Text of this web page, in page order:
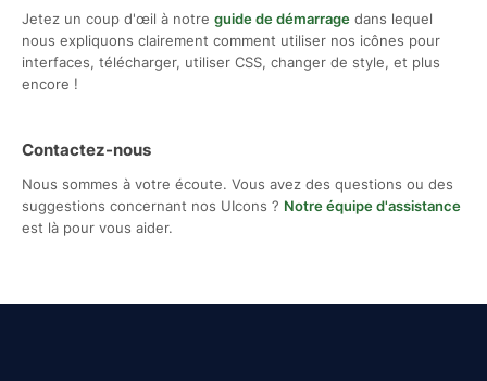
Jetez un coup d'œil à notre guide de démarrage dans lequel
nous expliquons clairement comment utiliser nos icônes pour
interfaces, télécharger, utiliser CSS, changer de style, et plus
encore !
Contactez-nous
Nous sommes à votre écoute. Vous avez des questions ou des
suggestions concernant nos UIcons ? Notre équipe d'assistance
est là pour vous aider.